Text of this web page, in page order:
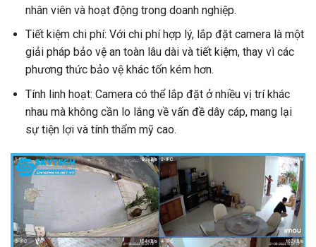
nhân viên và hoạt động trong doanh nghiệp.
Tiết kiệm chi phí: Với chi phí hợp lý, lắp đặt camera là một
giải pháp bảo vệ an toàn lâu dài và tiết kiệm, thay vì các
phương thức bảo vệ khác tốn kém hơn.
Tính linh hoạt: Camera có thể lắp đặt ở nhiều vị trí khác
nhau mà không cần lo lắng về vấn đề dây cáp, mang lại
sự tiện lợi và tính thẩm mỹ cao.